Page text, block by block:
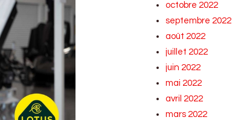
octobre 2022
septembre 2022
août 2022
juillet 2022
juin 2022
mai 2022
avril 2022
mars 2022